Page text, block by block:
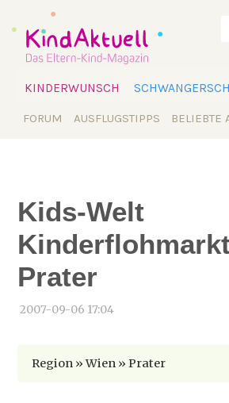
überspringen
KINDERWUNSCH
Navigation
FORUM AUSFLUGSTIPPS BELIEBTE
Kids-Welt
Prater
2007-09-06 17:04
Region » Wien » Prater